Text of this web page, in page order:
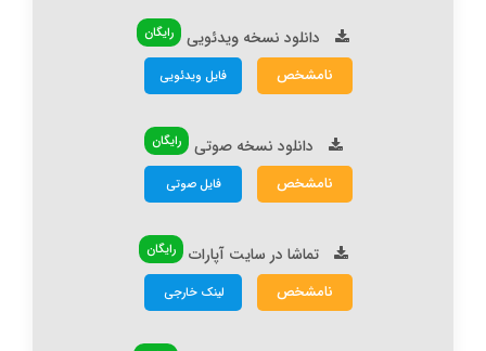
دانلود نسخه ویدئویی رایگان
نامشخص فایل ویدئویی
دانلود نسخه صوتی رایگان
نامشخص فایل صوتی
تماشا در سایت آپارات رایگان
نامشخص لینک خارجی